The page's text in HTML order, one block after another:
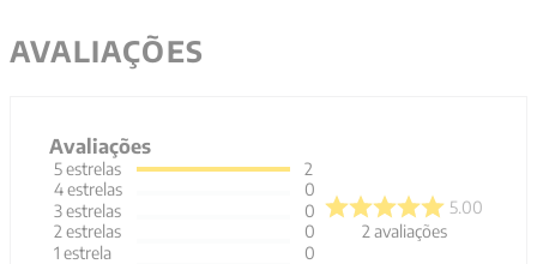
AVALIAÇÕES
Avaliações
5estrelas
4estrelas
3estrelas
2 estrelas
1 estrela
2
0
0
0
0
5.00
2 avaliações